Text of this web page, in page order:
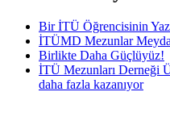
Bir İTÜ Öğrencisinin
İTÜMD Mezunlar
Birlikte Daha Güçlüyüz!
İTÜ Mezunları Derneği
daha fazla kazanıyor